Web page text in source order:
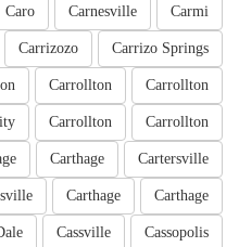
Carmi
Carnesville
Caro
Carrizo Springs
Carrizozo
Carrollton
Carrollton
Carrollton
Carrollton
Cartersville
Carthage
Carthage
Carthage
Cassopolis
Cassville